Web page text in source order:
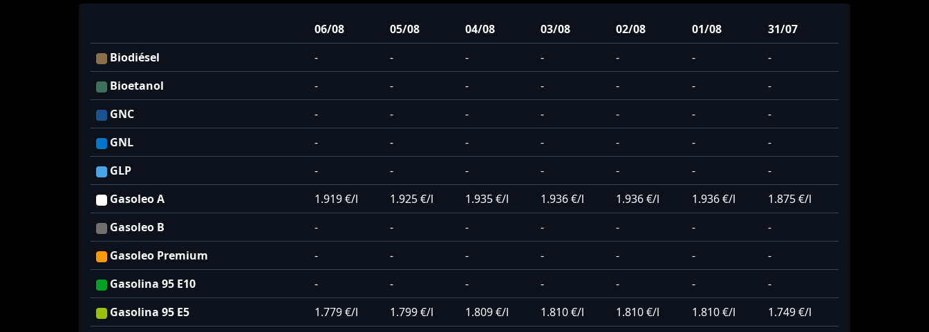
06/08 05/08 04/08 03/08 02/08 01/08
31/07
Biodiésel
- - - - - -
-
Bioetanol
- - - - - -
-
GNC
- - - - - -
-
GNL
- - - - - -
-
GLP
- - - - - -
-
Gasoleo A
1.919 €/l 1.925 €/l 1.935 €/l 1.936 €/l 1.936 €/l 1.936 €/l
1.875 €/l
Gasoleo B
- - - - - -
-
Gasoleo Premium
- - - - - -
-
Gasolina 95 E10
- - - - - -
-
Gasolina 95 E5
1.779 €/l 1.799 €/l 1.809 €/l 1.810 €/l 1.810 €/l 1.810 €/l
1.749 €/l